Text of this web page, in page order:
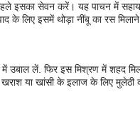
इसका सेवन करें। यह पाचन में
के लिए इसमें थोड़ा नींबू का रस
में उबाल लें. फिर इस मिश्रण में शहद
या खांसी के इलाज के लिए